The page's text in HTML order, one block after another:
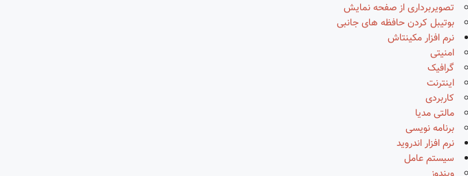
تصویربرداری از صفحه نمایش
بوتیبل کردن حافظه های جانبی
نرم افزار مکینتاش
امنیتی
گرافیک
اینترنت
کاربردی
مالتی مدیا
برنامه نویسی
نرم افزار اندروید
سیستم عامل